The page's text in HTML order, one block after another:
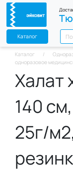
Каталог
Каталог
одноразовое
Халат
140
25г/